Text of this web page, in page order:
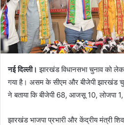
नई दिल्ली। झारखंड विधानसभा चुनाव को
गया है। असम के सीएम और बीजेपी झारखंड
ने बताया कि बीजेपी 68, आजसू 10, लोजपा
झारखंड भाजपा प्रभारी और केंद्रीय मंत्री